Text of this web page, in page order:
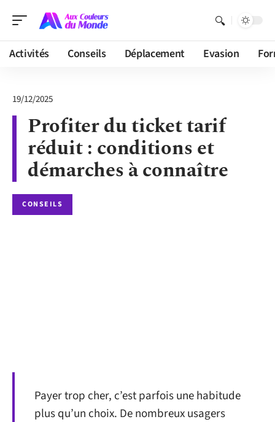
Activités Conseils Déplacement Evasion
19/12/2025
Profiter du ticket tarif
réduit : conditions et
démarches à connaître
CONSEILS
Payer trop cher, c’est parfois une habitude
plus qu’un choix. De nombreux usagers